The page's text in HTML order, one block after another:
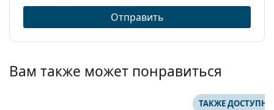
Отправить
Вам также может понравиться
ТАКЖЕ